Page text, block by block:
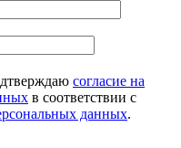
согласие на
в соответствии с
данных.